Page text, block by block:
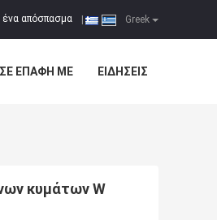
Greek
απόσπασμα
ΕΠΑΦΉ ΜΕ ΕΙΔΉΣΕΙΣ
κυμάτων W